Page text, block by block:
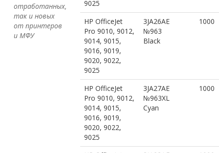
отработанных,
так и новых
от принтеров
и МФУ
9025
HP OfficeJet
Pro 9010, 9012,
9014, 9015,
9016, 9019,
9020, 9022,
9025
3JA26AE
№963
Black
1000
HP OfficeJet
Pro 9010, 9012,
9014, 9015,
9016, 9019,
9020, 9022,
9025
3JA27AE
№963XL
Cyan
1000